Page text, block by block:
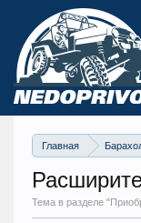
Главная
Тема в разделе "